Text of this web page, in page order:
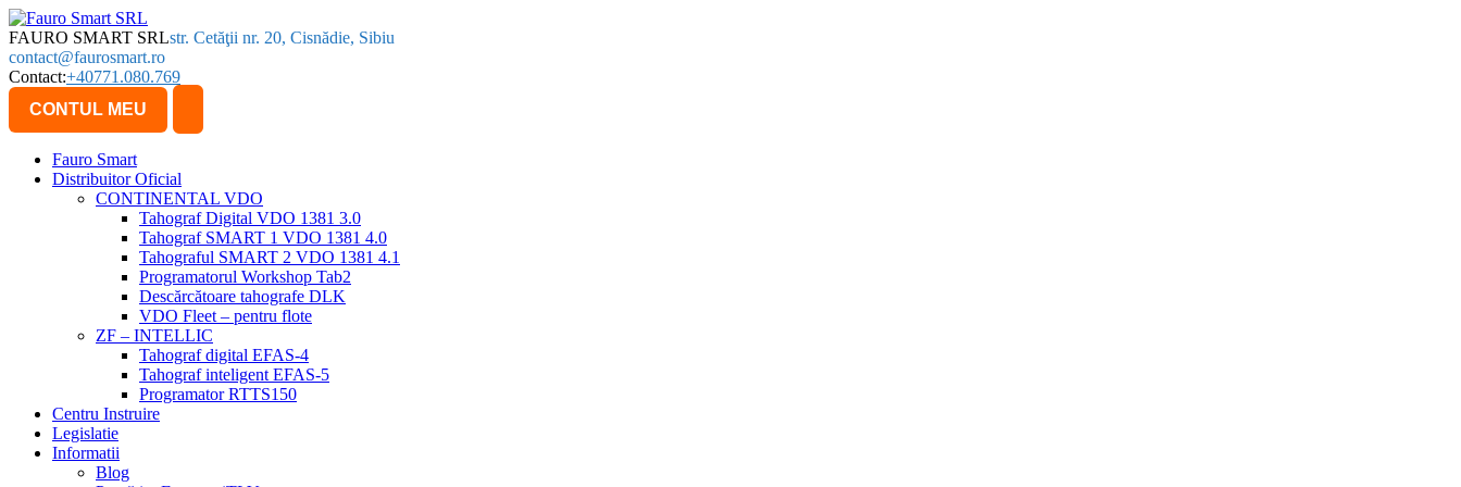
FAURO SMART SRLstr. Cetăţii nr. 20, Cisnădie, Sibiu
contact@faurosmart.ro
Contact:+40771.080.769
CONTUL MEU
Fauro Smart
Distribuitor Oficial
CONTINENTAL VDO
Tahograf Digital VDO 1381 3.0
Tahograf SMART 1 VDO 1381 4.0
Tahograful SMART 2 VDO 1381 4.1
Programatorul Workshop Tab2
Descărcătoare tahografe DLK
VDO Fleet – pentru flote
ZF – INTELLIC
Tahograf digital EFAS-4
Tahograf inteligent EFAS-5
Programator RTTS150
Centru Instruire
Legislatie
Informatii
Blog